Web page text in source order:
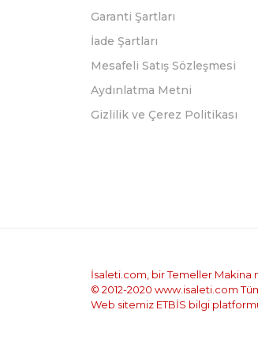
Garanti Şartları
İade Şartları
Mesafeli Satış Sözleşmesi
Aydınlatma Metni
Gizlilik ve Çerez Politikası
İsaleti.com, bir Temeller Makina
© 2012-2020 www.isaleti.com
Web sitemiz ETBİS bilgi